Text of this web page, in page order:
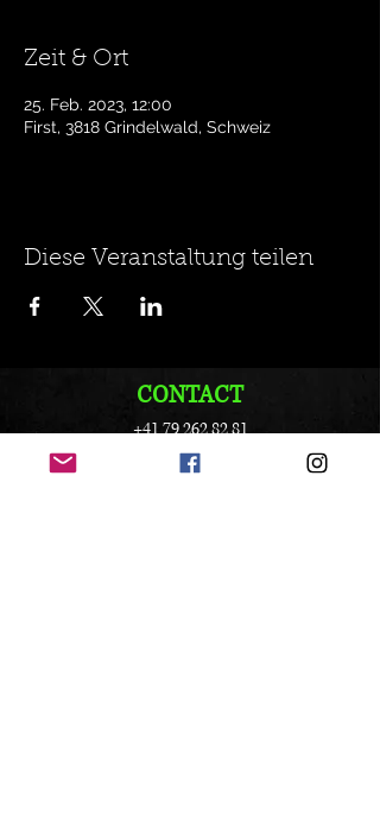
Zeit & Ort
25. Feb. 2023, 12:00
First, 3818 Grindelwald, Schweiz
Diese Veranstaltung teilen
CONTACT
+41 79 262 82 81
info@vandox.ch